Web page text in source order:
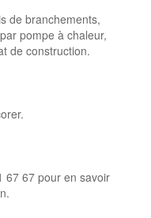
de branchements,
pompe à chaleur,
de construction.
67 67 pour en savoir